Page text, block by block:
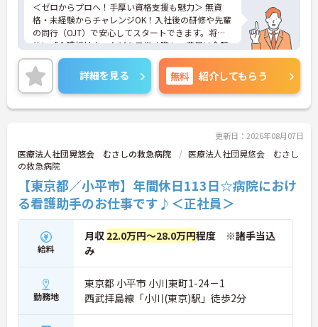
＜ゼロからプロへ！手厚い資格支援も魅力＞ 無資
格・未経験からチャレンジOK！入社後の研修や先輩
の同行（OJT）で安心してスタートできます。将来
的に「介護福祉士」などを目指す際も、費用は全額
会社負担。一人ひとりの「学びたい」を全力で応援
します！
＜高収入＆選べる休みで充実＞ 月給32万円（夜勤あ
り）の厚待遇に加え、基本的に定時退社OK♪休日は
曜日固定の「完全週休2日制」で予定が立てやす
り稼いでしっかり休む、メリハリある働き方が可能
です。
＜意見を言い合えるフラットな関係＞ 気付きや提案
を遠慮なく共有できる、風通しの良い職場です。ご
利用者様の小さな変化を見逃さない「観察眼」を大
切にし、スタッフ同士も互いに配慮し合える温かい
関係性を築いています。
詳細を見る 無料 紹介してもらう
更新日：2026年08月07日
医療法人社団晃悠会 むさしの救急病院
医療法人社団晃悠会 むさし
の救急病院
【東京都／小平市】年間休日113日☆病院におけ
る看護助手のお仕事です♪＜正社員＞
給料
月収 22.0万円～28.0万円程度 ※諸手当込
み
勤務地
東京都 小平市 小川東町1-24－1
西武拝島線「小川(東京)駅」徒歩2分